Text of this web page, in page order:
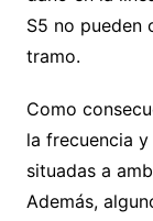
S5 no pueden
tramo.
Como
la frecuencia
situadas a
Además,